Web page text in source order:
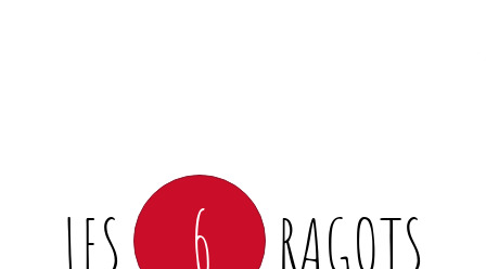
LES 6 RAGOTS